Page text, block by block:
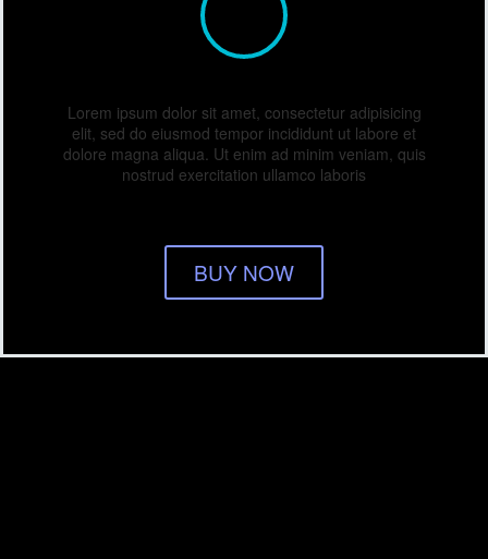
Lorem ipsum dolor sit amet, consectetur adipisicing
elit, sed do eiusmod tempor incididunt ut labore et
dolore magna aliqua. Ut enim ad minim veniam, quis
nostrud exercitation ullamco laboris
BUY NOW